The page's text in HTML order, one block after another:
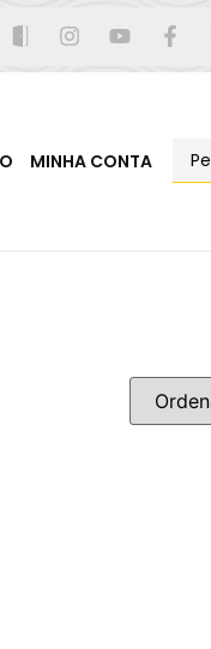
MINHA CONTA